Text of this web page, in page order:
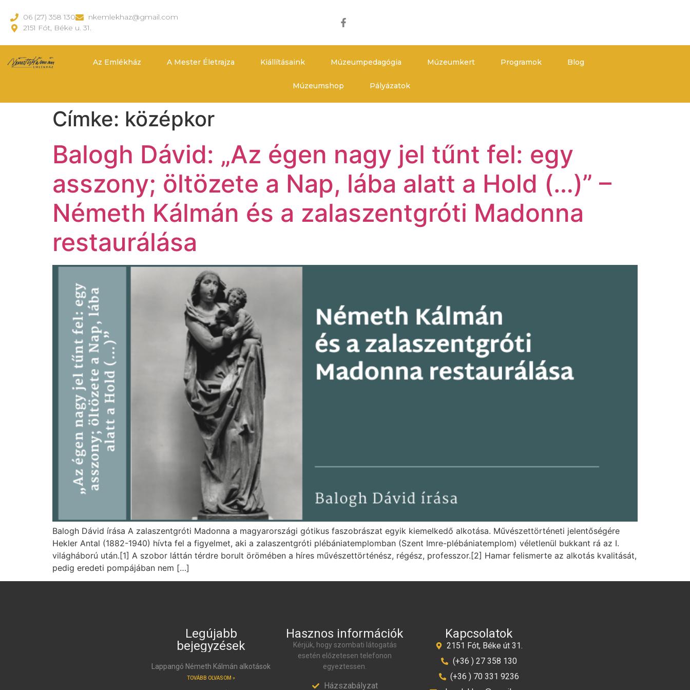
06 (27) 358 130
nkemlekhaz@gmail.com
2151 Fót, Béke u. 31.
Az Emlékház A Mester Életrajza Kiállításaink Múzeumpedagógia Múzeumkert Programok Blog
Múzeumshop Pályázatok
Címke: középkor
Balogh Dávid: „Az égen nagy jel tűnt fel: egy
asszony; öltözete a Nap, lába alatt a Hold (…)” –
Németh Kálmán és a zalaszentgróti Madonna
restaurálása
Balogh Dávid írása A zalaszentgróti Madonna a magyarországi gótikus faszobrászat egyik kiemelkedő alkotása. Művészettörténeti jelentőségére
Hekler Antal (1882-1940) hívta fel a figyelmet, aki a zalaszentgróti plébániatemplomban (Szent Imre-plébániatemplom) véletlenül bukkant rá az I.
világháború után.[1] A szobor láttán térdre borult örömében a híres művészettörténész, régész, professzor.[2] Hamar felismerte az alkotás kvalitását,
pedig eredeti pompájában nem […]
Legújabb
bejegyzések
Lappangó Németh Kálmán alkotások
TOVÁBB OLVASOM »
Hasznos információk
Kérjük, hogy szombati látogatás
esetén előzetesen telefonon
egyeztessen.
Házszabályzat
Kapcsolatok
2151 Fót, Béke út 31.
(+36 ) 27 358 130
(+36 ) 70 331 9236